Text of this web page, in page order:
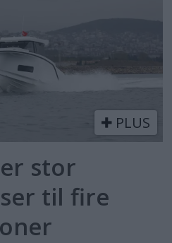
PLUS
stor
til fire